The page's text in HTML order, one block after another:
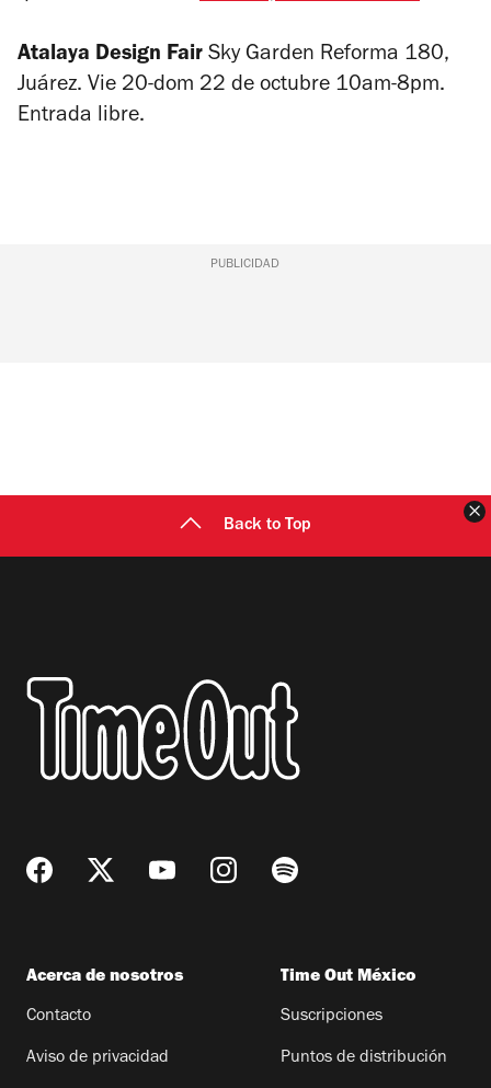
Atalaya Design Fair Sky Garden Reforma 180,
Juárez. Vie 20-dom 22 de octubre 10am-8pm.
Entrada libre.
PUBLICIDAD
Back to Top
Acerca de nosotros
Contacto
Aviso de privacidad
Time Out México
Suscripciones
Puntos de distribución